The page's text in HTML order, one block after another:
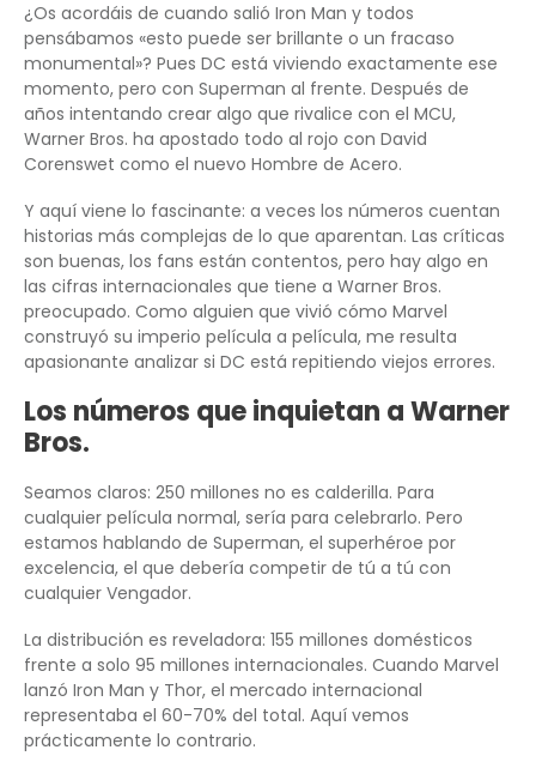
¿Os acordáis de cuando salió Iron Man y todos
pensábamos «esto puede ser brillante o un fracaso
monumental»? Pues DC está viviendo exactamente ese
momento, pero con Superman al frente. Después de
años intentando crear algo que rivalice con el MCU,
Warner Bros. ha apostado todo al rojo con David
Corenswet como el nuevo Hombre de Acero.
Y aquí viene lo fascinante: a veces los números cuentan
historias más complejas de lo que aparentan. Las críticas
son buenas, los fans están contentos, pero hay algo en
las cifras internacionales que tiene a Warner Bros.
preocupado. Como alguien que vivió cómo Marvel
construyó su imperio película a película, me resulta
apasionante analizar si DC está repitiendo viejos errores.
Los números que inquietan a Warner
Bros.
Seamos claros: 250 millones no es calderilla. Para
cualquier película normal, sería para celebrarlo. Pero
estamos hablando de Superman, el superhéroe por
excelencia, el que debería competir de tú a tú con
cualquier Vengador.
La distribución es reveladora: 155 millones domésticos
frente a solo 95 millones internacionales. Cuando Marvel
lanzó Iron Man y Thor, el mercado internacional
representaba el 60-70% del total. Aquí vemos
prácticamente lo contrario.